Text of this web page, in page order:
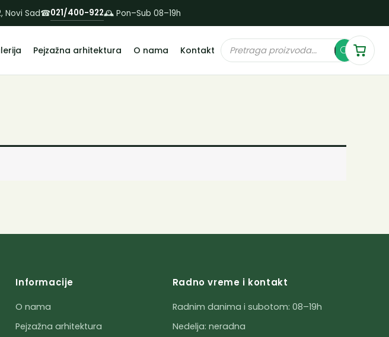
Novi Sad☎021/400-922🕰 Pon–Sub 08–19h
Pejzažna arhitektura O nama Kontakt
Products
search
Informacije
O nama
Pejzažna arhitektura
Radno vreme i kontakt
Radnim danima i subotom: 08–19h
Nedelja: neradna